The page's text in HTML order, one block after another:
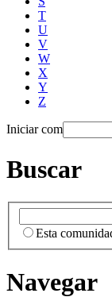
T
U
V
W
X
Y
Z
Iniciar com
Buscar
Esta
Navegar